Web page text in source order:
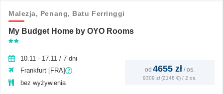
Malezja, Penang, Batu Ferringgi
My Budget Home by OYO Rooms
10.11 - 17.11 / 7 dni
Frankfurt [FRA]
bez wyżywienia
od 4655 zł / os.
9309 zł (2148 €) / 2 os.